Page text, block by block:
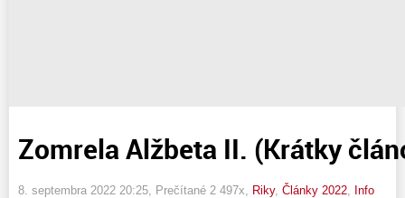
Zomrela Alžbeta II. (Krátky
8. septembra 2022 20:25 , Prečítané 2 497x, Riky, Články 2022 Info